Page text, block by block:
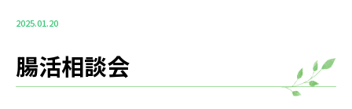
2025.01.20
腸活相談会